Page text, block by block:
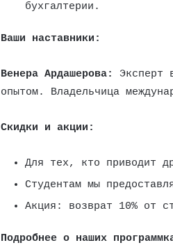
бухгалтерии.
Ваши наставники:
Венера Ардашерова:
Эксперт
опытом. Владельчица
Скидки и акции:
Для тех, кто приводит
Студентам мы
Акция: возврат 10% от
Подробнее о наших